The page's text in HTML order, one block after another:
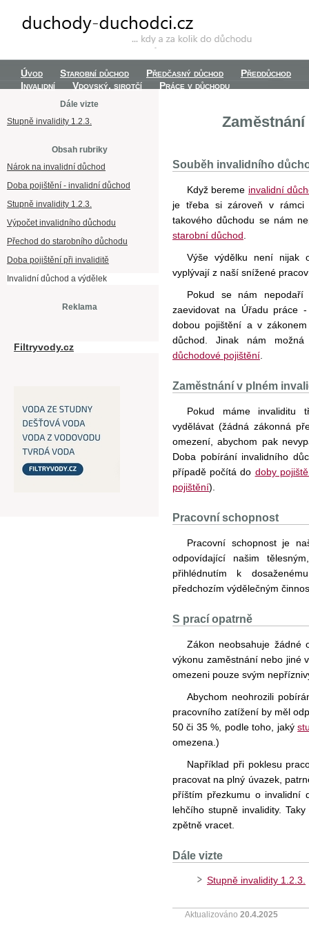
Úvod Starobní důchod Předčasný důchod
Předdůchod
Invalidní
Vdovský, sirotčí Práce v důchodu
Dále vizte
Stupně invalidity 1.2.3.
Obsah rubriky
Nárok na invalidní důchod
Doba pojištění - invalidní důchod
Stupně invalidity 1.2.3.
Výpočet invalidního důchodu
Přechod do starobního důchodu
Doba pojištění při invaliditě
Invalidní důchod a výdělek
Reklama
Filtryvody.cz
Souběh invalidního
Když bereme invalidní
je třeba si zároveň v rámci
takového důchodu se nám
starobní důchod
Výše výdělku není nijak
vyplývají z naší snížené
Pokud se nám
zaevidovat na Úřadu práce
dobou pojištění a v
důchod. Jinak nám
důchodové pojištění
Zaměstnání v plném
Pokud máme invaliditu
vydělávat (žádná zákonná
omezení, abychom pak
Doba pobírání invalidního
případě počítá do doby
pojištění).
Pracovní schopnost
Pracovní schopnost je
odpovídající našim
přihlédnutím k
předchozím výdělečným
S prací opatrně
Zákon neobsahuje žádné
výkonu zaměstnání nebo jiné
omezeni pouze svým
Abychom neohrozili
pracovního zatížení by měl
50 či 35 %, podle toho, jaký
omezena.)
Například při poklesu
pracovat na plný úvazek,
příštím přezkumu o invalidní
lehčího stupně invalidity.
zpětně vracet.
Dále vizte
Stupně invalidity 1.2.3.
Aktualizováno 20.4.2025